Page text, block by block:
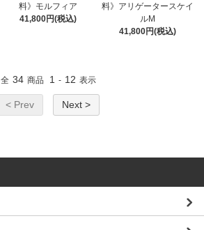
料》モルフィア
41,800円(税込)
料》アリゲータースケイ
ルM
41,800円(税込)
全 34 商品 1 - 12 表示
< Prev Next >